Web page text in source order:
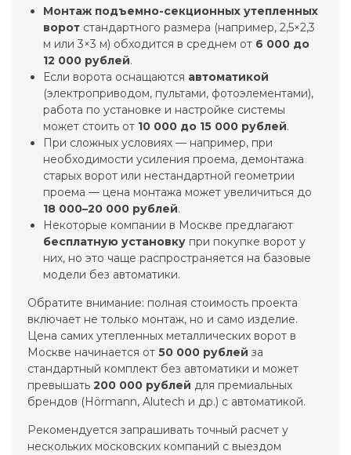
Монтаж подъемно-секционных утепленных
ворот стандартного размера (например, 2,5×2,3
м или 3×3 м) обходится в среднем от 6 000 до
12 000 рублей.
Если ворота оснащаются автоматикой
(электроприводом, пультами, фотоэлементами),
работа по установке и настройке системы
может стоить от 10 000 до 15 000 рублей.
При сложных условиях — например, при
необходимости усиления проема, демонтажа
старых ворот или нестандартной геометрии
проема — цена монтажа может увеличиться до
18 000–20 000 рублей.
Некоторые компании в Москве предлагают
бесплатную установку при покупке ворот у
них, но это чаще распространяется на базовые
модели без автоматики.
Обратите внимание: полная стоимость проекта
включает не только монтаж, но и само изделие.
Цена самих утепленных металлических ворот в
Москве начинается от 50 000 рублей за
стандартный комплект без автоматики и может
превышать 200 000 рублей для премиальных
брендов (Hörmann, Alutech и др.) с автоматикой.
Рекомендуется запрашивать точный расчет у
нескольких московских компаний с выездом